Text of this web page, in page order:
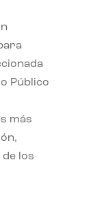
Público
más
los